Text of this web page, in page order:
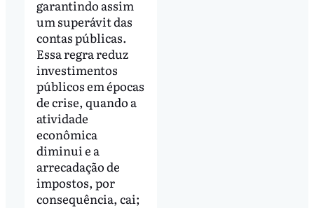
garantindo assim
um superávit das
contas públicas.
Essa regra reduz
investimentos
públicos em épocas
de crise, quando a
atividade
econômica
diminui e a
arrecadação de
impostos, por
consequência, cai;